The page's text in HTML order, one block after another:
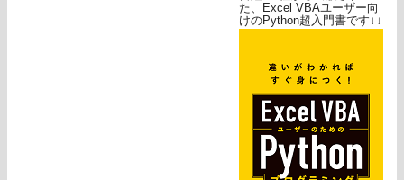
た、Excel VBAユーザー向
けのPython超入門書です↓↓